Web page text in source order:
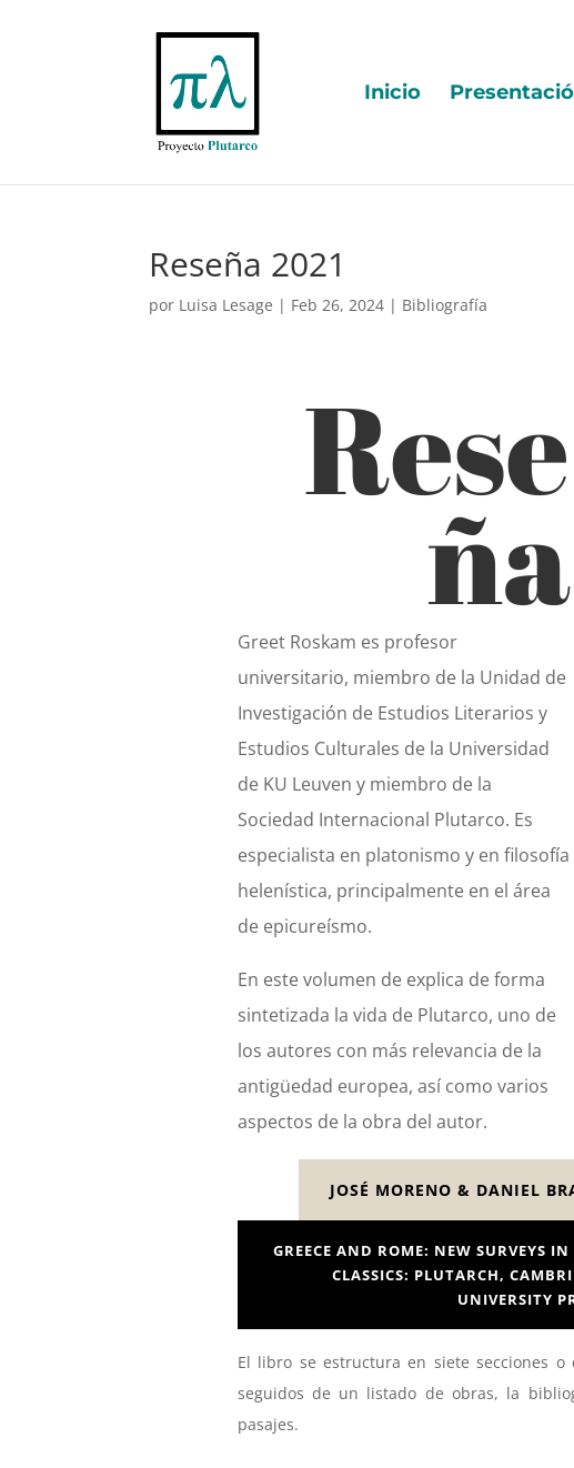
Inicio
Reseña 2021
por Luisa Lesage | Feb 26, 2024 | Bibliografía
Rese
ña
Greet Roskam es profesor
universitario, miembro de la Unidad de
Investigación de Estudios Literarios y
Estudios Culturales de la Universidad
de KU Leuven y miembro de la
Sociedad Internacional Plutarco. Es
especialista en platonismo y en filosofía
helenística, principalmente en el área
de epicureísmo.
En este volumen deexplica de forma
sintetizada la vida de Plutarco, uno de
los autores con más relevancia de la
antigüedad europea, así como varios
aspectos de la obra del autor.
JOSÉ MORENO & DANIEL
GREECE AND ROME: NEW SURVEYS IN
CLASSICS: PLUTARCH,
UNIVERSITY
El libro se estructura en siete secciones
seguidos de un listado de obras, la
pasajes.